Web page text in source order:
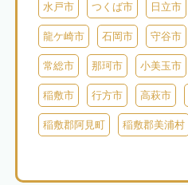
水戸市 つくば市 日立市
龍ケ崎市 石岡市 守谷市
常総市 那珂市 小美玉市
稲敷市 行方市 高萩市
稲敷郡阿見町 稲敷郡美浦村